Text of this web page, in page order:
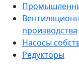
производства
Насосы
Редукторы